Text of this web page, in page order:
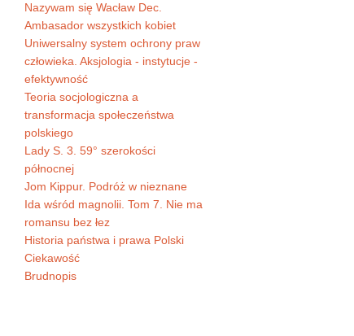
Nazywam się Wacław Dec.
Ambasador wszystkich kobiet
Uniwersalny system ochrony praw
człowieka. Aksjologia - instytucje -
efektywność
Teoria socjologiczna a
transformacja społeczeństwa
polskiego
Lady S. 3. 59° szerokości
północnej
Jom Kippur. Podróż w nieznane
Ida wśród magnolii. Tom 7. Nie ma
romansu bez łez
Historia państwa i prawa Polski
Ciekawość
Brudnopis